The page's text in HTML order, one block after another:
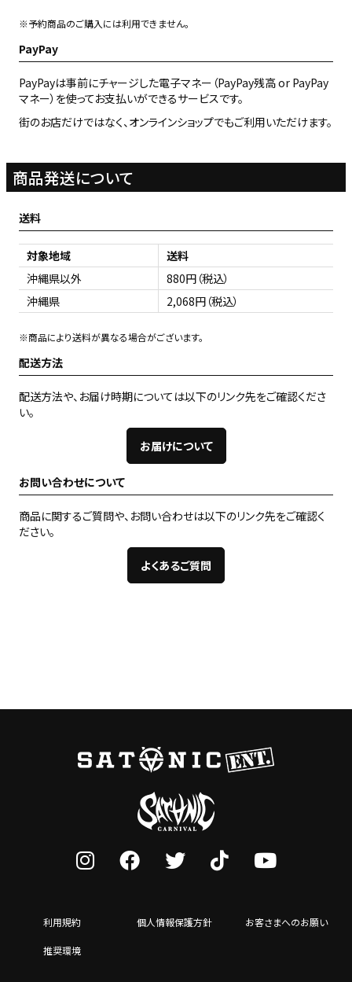
※予約商品のご購入には利用できません。
PayPay
PayPayは事前にチャージした電子マネー（PayPay残高 or PayPay
マネー）を使ってお支払いができるサービスです。
街のお店だけではなく、オンラインショップでもご利用いただけます。
商品発送について
送料
対象地域
送料
沖縄県以外
880円（税込）
沖縄県
2,068円（税込）
※商品により送料が異なる場合がございます。
配送方法
配送方法や、お届け時期については以下のリンク先をご確認くださ
い。
お届けについて
お問い合わせについて
商品に関するご質問や、お問い合わせは以下のリンク先をご確認く
ださい。
よくあるご質問
利用規約 個人情報保護方針 お客さまへのお願い
推奨環境